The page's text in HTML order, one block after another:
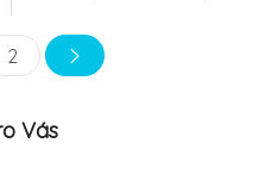
elektrolyty jako jsou sodík,
draslík a chlor. Přesně
vybalancovaný tekutý
Elektrolyt odpovídá svým
2
Vás